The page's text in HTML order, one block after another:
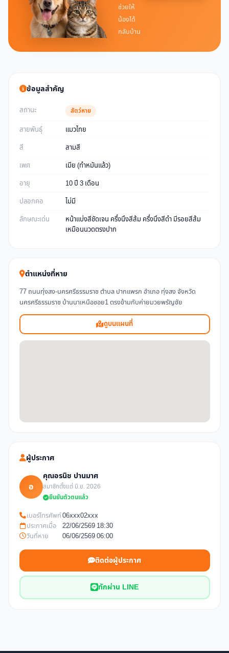
ช่วยให้
น้องได้
กลับบ้าน
ข้อมูลสำคัญ
สถานะ สัตว์หาย
สายพันธุ์
แมวไทย
สี
สามสี
เพศ
เมีย (ทำหมันแล้ว)
อายุ
10 ปี 3 เดือน
ปลอกคอ
ไม่มี
ลักษณะเด่น
หน้าแบ่งสีชัดเจน ครึ่งนึงสีส้ม ครึ่งนึงสีดำ มีรอยสีส้ม
เหมือนนวดตรงปาก
ตำแหน่งที่หาย
77 ถนนทุ่งสง-นครศรีธรรมราช ตำบล ปากแพรก อำเภอ ทุ่งสง จังหวัด
นครศรีธรรมราช บ้านนาเหนือซอย1 ตรงข้ามกับค่ายมวยพรัญชัย
ดูบนแผนที่
ผู้ประกาศ
อ
คุณอรนิช ปานมาศ
สมาชิกตั้งแต่ มิ.ย. 2026
ยืนยันตัวตนแล้ว
เบอร์โทรศัพท์06xxx02xxx
ประกาศเมื่อ
22/06/2569 18:30
วันที่หาย
06/06/2569 06:00
ติดต่อผู้ประกาศ
ทักผ่าน LINE